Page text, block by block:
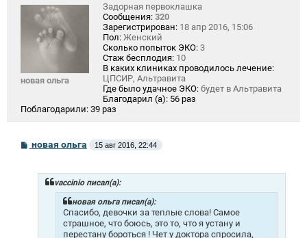
новая ольга
Задорная первоклашка
Сообщения: 320
Зарегистрирован: 18 апр 2016, 15:06
Пол: Женский
Сколько попыток ЭКО: 3
Стаж бесплодия: 10
В каких клиниках проводилось лечение:
ЦПСИР, Альтравита
Где было удачное ЭКО: будет в Альтравита
Благодарил (а): 56 раз
Поблагодарили: 39 раз
С
о
новая ольга 15 авг 2016, 22:44
vaccinio писал(а):
новая ольга писал(а):
Спасибо, девочки за теплые слова! Самое
страшное, что боюсь, это то, что я устану и
перестану бороться ! Чет у доктора спросила,